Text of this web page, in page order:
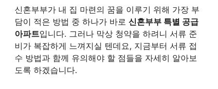
신혼부부가 내 집 마련의 꿈을 이루기 위해 가장 부
담이 적은 방법 중 하나가 바로 신혼부부 특별 공급
아파트입니다. 그러나 막상 청약을 하려니 서류 준
비가 복잡하게 느껴지실 텐데요, 지금부터 서류 접
수 방법과 함께 유의해야 할 점들을 자세히 알아보
도록 하겠습니다.